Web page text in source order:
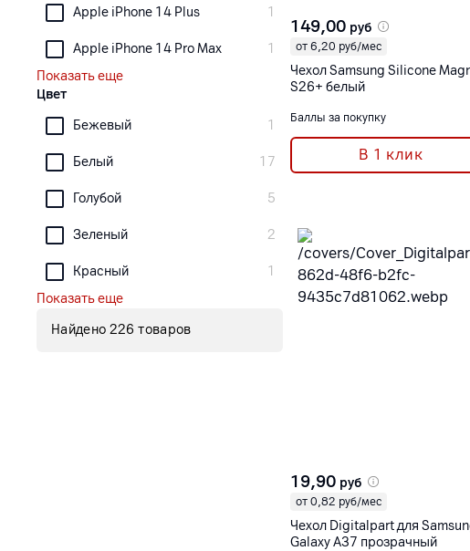
Apple iPhone 14 Plus 1
Apple iPhone 14 Pro Max
1
Показать еще
Цвет
Бежевый
1
Белый 17
Голубой 5
Зеленый 2
Красный
1
Показать еще
Найдено 226 товаров
149,00 руб
от 6,20 руб/мес
Чехол Samsung Silicone
S26+ белый
Баллы за покупку
В 1 клик
19,90 руб
от 0,82 руб/мес
Чехол Digitalpart для
Galaxy A37 прозрачный